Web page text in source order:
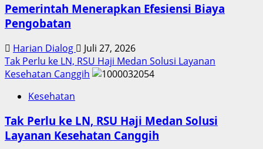
Pemerintah Menerapkan Efesiensi Biaya
Pengobatan
Harian Dialog
Juli 27, 2026
Tak Perlu ke LN, RSU Haji Medan Solusi Layanan
Kesehatan Canggih
Kesehatan
Tak Perlu ke LN, RSU Haji Medan Solusi
Layanan Kesehatan Canggih